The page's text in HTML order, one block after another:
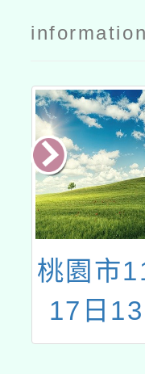
information
轉知國
學辦理
飲食養